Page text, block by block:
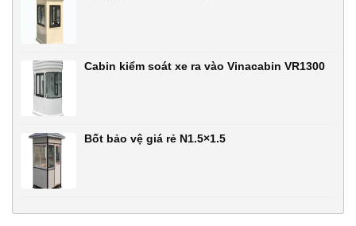
Cabin kiểm soát xe ra vào Vinacabin VR1300
Bốt bảo vệ giá rẻ N1.5×1.5